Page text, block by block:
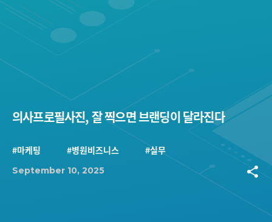
의사프로필사진, 잘 찍으면 브랜딩이 달라진다
#마케팅 #병원비즈니스 #실무
September 10, 2025 share